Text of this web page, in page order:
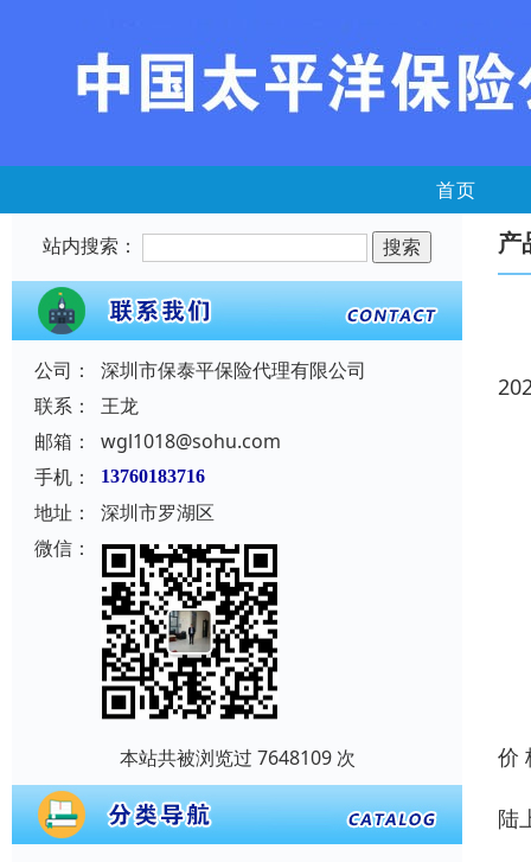
首页
站内搜索：
公司：
深圳市保泰平保险代理有限公司
联系：
王龙
邮箱：
wgl1018@sohu.com
手机：
13760183716
地址：
深圳市罗湖区
微信：
本站共被浏览过 7648109 次
产
价
陆